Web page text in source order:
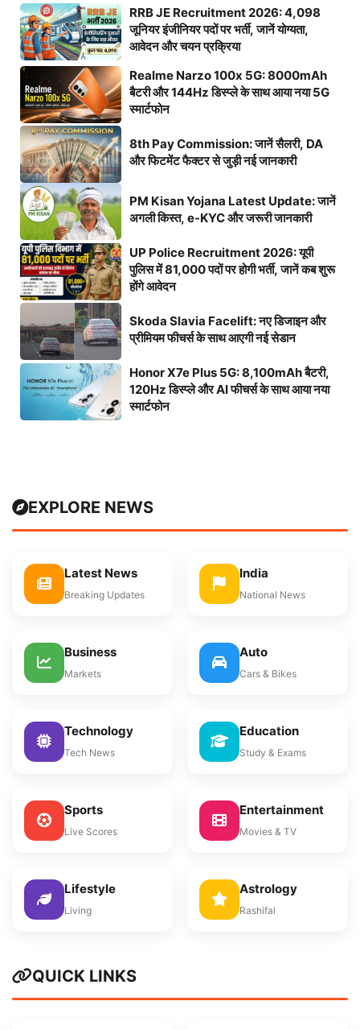
RRB JE Recruitment 2026: 4,098
जूनियर इंजीनियर पदों पर भर्ती, जानें योग्यता,
आवेदन और चयन प्रक्रिया
Realme Narzo 100x 5G: 8000mAh
बैटरी और 144Hz डिस्प्ले के साथ आया नया 5G
स्मार्टफोन
8th Pay Commission: जानें सैलरी, DA
और फिटमेंट फैक्टर से जुड़ी नई जानकारी
PM Kisan Yojana Latest Update: जानें
अगली किस्त, e-KYC और जरूरी जानकारी
UP Police Recruitment 2026: यूपी
पुलिस में 81,000 पदों पर होगी भर्ती, जानें कब शुरू
होंगे आवेदन
Skoda Slavia Facelift: नए डिजाइन और
प्रीमियम फीचर्स के साथ आएगी नई सेडान
Honor X7e Plus 5G: 8,100mAh बैटरी,
120Hz डिस्प्ले और AI फीचर्स के साथ आया नया
स्मार्टफोन
EXPLORE NEWS
Latest News
Breaking Updates
India
National News
Business
Markets
Auto
Cars & Bikes
Technology
Tech News
Education
Study & Exams
Sports
Live Scores
Entertainment
Movies & TV
Lifestyle
Living
Astrology
Rashifal
QUICK LINKS